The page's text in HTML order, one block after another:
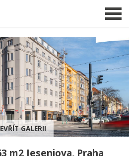
GALERII
m2 Jeseniova, Praha